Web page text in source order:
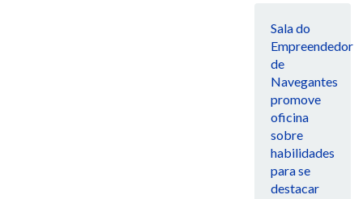
Sala do
Empreendedor
de
Navegantes
promove
oficina
sobre
habilidades
para se
destacar